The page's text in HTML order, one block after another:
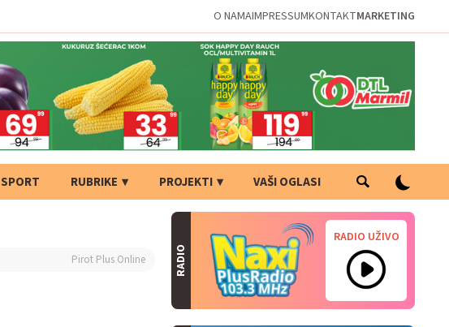
O NAMAIMPRESSUMKONTAKTMARKETING
SPORT RUBRIKE PROJEKTI VAŠI OGLASI
Pirot Plus Online RADIO
RADIO UŽIVO